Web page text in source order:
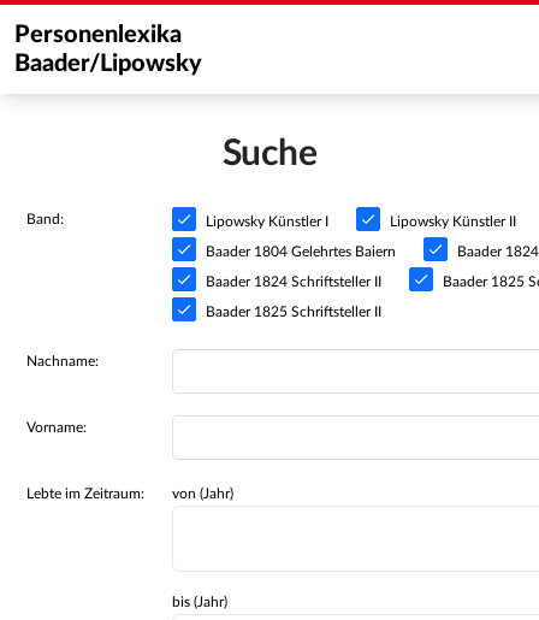
Personenlexika
Baader/Lipowsky
Suche
Band: Lipowsky Künstler I Lipowsky Künstler II
Baader 1804 Gelehrtes Baiern Baader
Baader 1824 Schriftsteller II Baader 1825
Baader 1825 Schriftsteller II
Nachname:
Vorname:
Lebte im Zeitraum: von (Jahr)
bis (Jahr)